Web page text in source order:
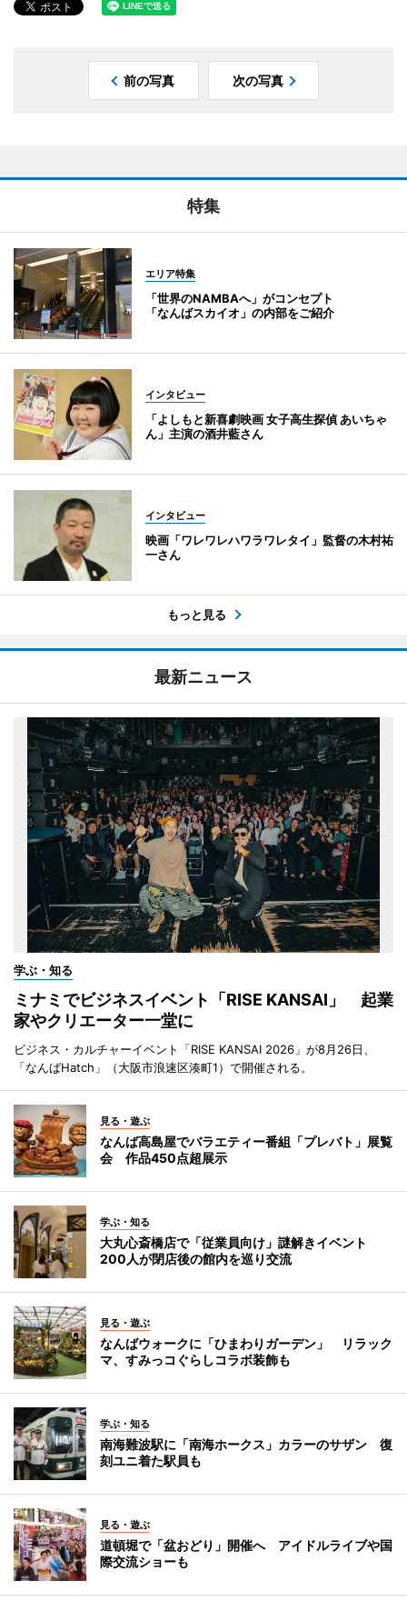
前の写真 次の写真
特集
エリア特集
「世界のNAMBAへ」がコンセプト
「なんばスカイオ」の内部をご紹介
インタビュー
「よしもと新喜劇映画 女子高生探偵 あいちゃ
ん」主演の酒井藍さん
インタビュー
映画「ワレワレハワラワレタイ」監督の木村祐
一さん
もっと見る
最新ニュース
学ぶ・知る
ミナミでビジネスイベント「RISE KANSAI」 起業
家やクリエーター一堂に
ビジネス・カルチャーイベント「RISE KANSAI 2026」が8月26日、
「なんばHatch」（大阪市浪速区湊町1）で開催される。
見る・遊ぶ
なんば高島屋でバラエティー番組「プレバト」展覧
会 作品450点超展示
学ぶ・知る
大丸心斎橋店で「従業員向け」謎解きイベント
200人が閉店後の館内を巡り交流
見る・遊ぶ
なんばウォークに「ひまわりガーデン」 リラック
マ、すみっコぐらしコラボ装飾も
学ぶ・知る
南海難波駅に「南海ホークス」カラーのサザン 復
刻ユニ着た駅員も
見る・遊ぶ
道頓堀で「盆おどり」開催へ アイドルライブや国
際交流ショーも